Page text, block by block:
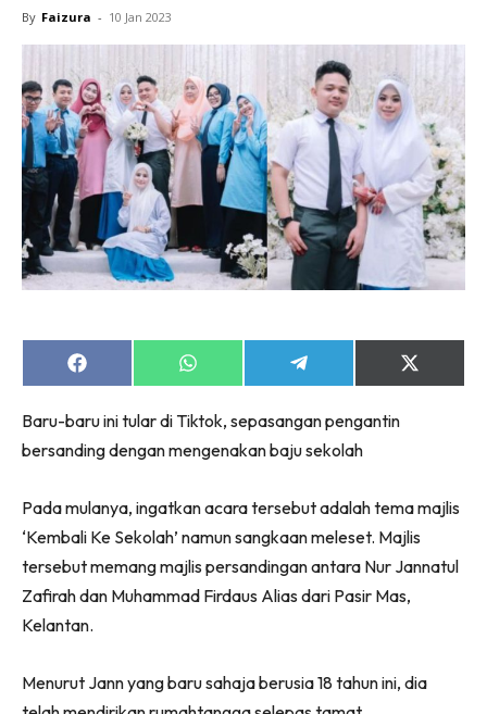
By Faizura - 10 Jan 2023
Share
on
Share
on
Share
on
Share
on
Baru-baru ini tular di Tiktok, sepasangan pengantin
bersanding dengan mengenakan baju sekolah
Pada mulanya, ingatkan acara tersebut adalah tema majlis
‘Kembali Ke Sekolah’ namun sangkaan meleset. Majlis
tersebut memang majlis persandingan antara Nur Jannatul
Zafirah dan Muhammad Firdaus Alias dari Pasir Mas,
Kelantan.
Menurut Jann yang baru sahaja berusia 18 tahun ini, dia